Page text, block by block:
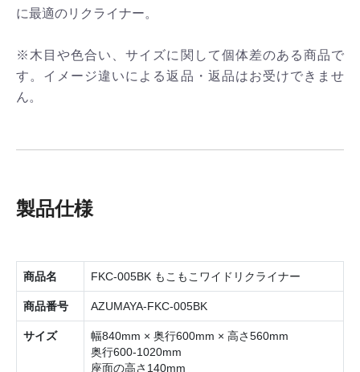
に最適のリクライナー。
※木目や色合い、サイズに関して個体差のある商品で
す。イメージ違いによる返品・返品はお受けできませ
ん。
製品仕様
商品名 FKC-005BK もこもこワイドリクライナー
商品番号 AZUMAYA-FKC-005BK
サイズ
幅840mm × 奥行600mm × 高さ560mm
奥行600-1020mm
座面の高さ140mm